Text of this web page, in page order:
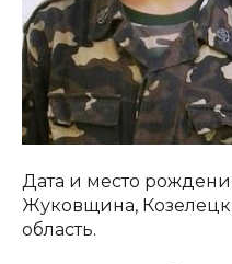
Дата и место
Жуковщина,
область.